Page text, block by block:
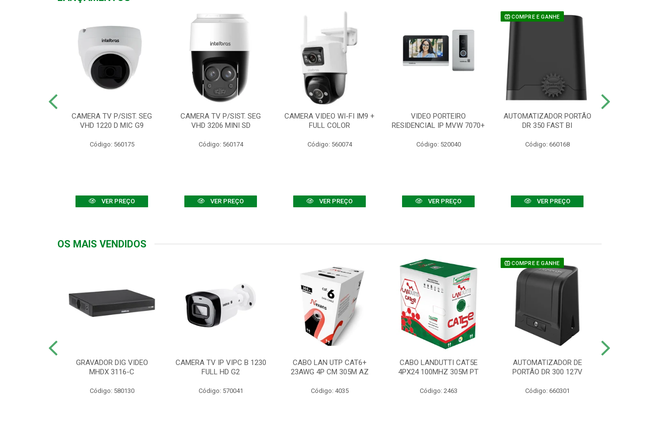
CAMERA TV P/SIST. SEG
VHD 1220 D MIC G9
Código: 560175
VER PREÇO
CAMERA TV P/SIST. SEG
VHD 3206 MINI SD
Código: 560174
VER PREÇO
CAMERA VIDEO WI-FI IM9 +
FULL COLOR
Código: 560074
VER PREÇO
VIDEO PORTEIRO
RESIDENCIAL IP MVW 7070+
Código: 520040
VER PREÇO
COMPRE E GANHE
AUTOMATIZADOR PORTÃO
DR 350 FAST BI
Código: 660168
VER PREÇO
OS MAIS VENDIDOS
GRAVADOR DIG VIDEO
MHDX 3116-C
Código: 580130
CAMERA TV IP VIPC B 1230
FULL HD G2
Código: 570041
CABO LAN UTP CAT6+
23AWG 4P CM 305M AZ
Código: 4035
CABO LANDUTTI CAT5E
4PX24 100MHZ 305M PT
Código: 2463
COMPRE E GANHE
AUTOMATIZADOR DE
PORTÃO DR 300 127V
Código: 660301